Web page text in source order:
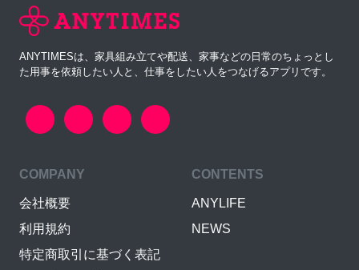
ANYTIMESは、家具組み立てや配送、家事などの日常のちょっとし
た用事を依頼したい人と、仕事をしたい人をつなげるアプリです。
COMPANY
会社概要
利用規約
特定商取引に基づく表記
CONTENTS
ANYLIFE
NEWS